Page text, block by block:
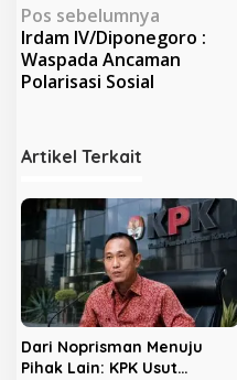
N
a
v
g
a
s
i
p
o
s
Pos sebelumnya
Irdam IV/Diponegoro :
Waspada Ancaman
Polarisasi Sosial
Artikel Terkait
Dari Noprisman Menuju
Pihak Lain: KPK Usut